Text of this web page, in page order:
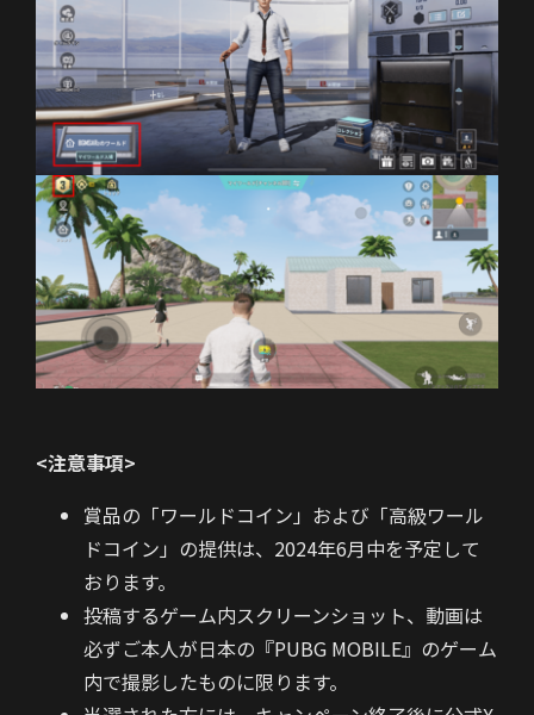
<注意事項>
賞品の「ワールドコイン」および「高級ワール
ドコイン」の提供は、2024年6月中を予定して
おります。
投稿するゲーム内スクリーンショット、動画は
必ずご本人が日本の『PUBG MOBILE』のゲーム
内で撮影したものに限ります。